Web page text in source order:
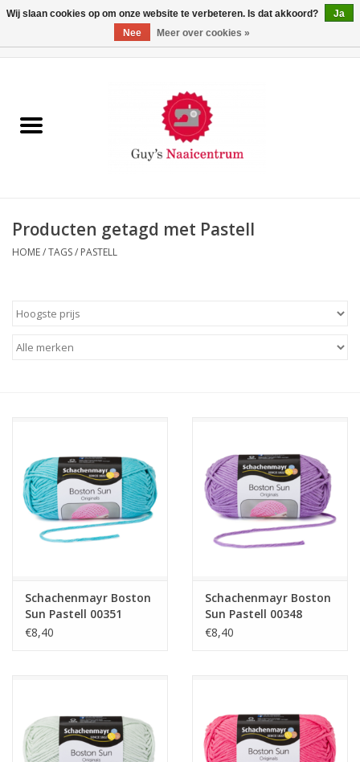
Machines
Paspoppen
Opbergsystemen
Breien en haken
Handwerk
Sale / Coupons
Guy's blog
Producten getagd met Pastell
HOME/TAGS/ PASTELL
Schachenmayr Boston
Sun Pastell 00351
€8,40
Schachenmayr Boston
Sun Pastell 00348
€8,40
Wij slaan cookies op om onze website te verbeteren. Is dat akkoord?
Ja
Nee
Meer over cookies »